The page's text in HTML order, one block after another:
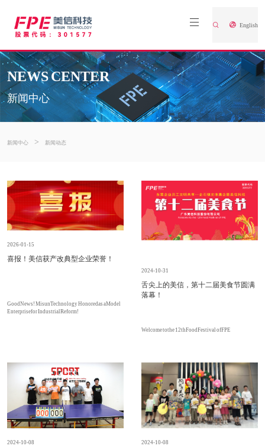
English
NEWS CENTER
新闻中心
新闻中心 > 新闻动态
2026-01-15
喜报！美信获产改典型企业荣誉！
Good News! Misun Technology Honored as a Model
Enterprise for Industrial Reform!
2024-10-31
舌尖上的美信，第十二届美食节圆满
落幕！
Welcome to the 12thFood Festival of FPE
2024-10-08 2024-10-08